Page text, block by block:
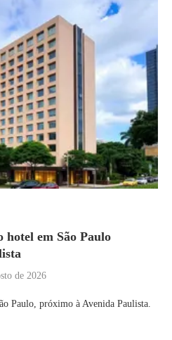
hotel em São Paulo
de 2026
Paulo, próximo à Avenida Paulista.